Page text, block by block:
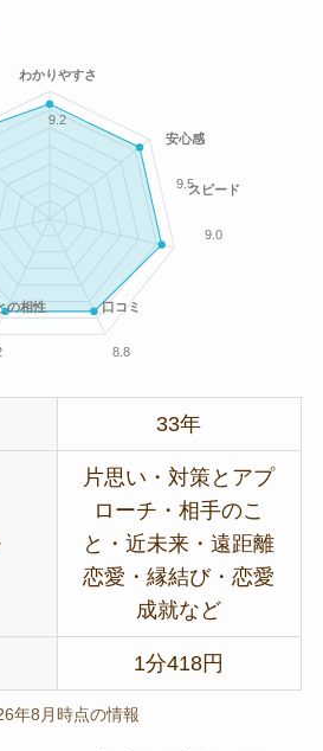
わかりやすさ
9.2
安心感
9.5スピード
9.0
口コミ
8.8
の相性
33年
片思い・対策とアプ
ローチ・相手のこ
と・近未来・遠距離
恋愛・縁結び・恋愛
成就など
1分418円
年8月時点の情報